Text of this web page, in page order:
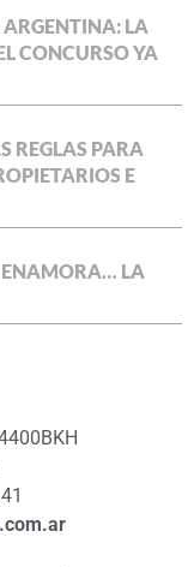
ARGENTINA: LA
CONCURSO YA
REGLAS PARA
E
LA